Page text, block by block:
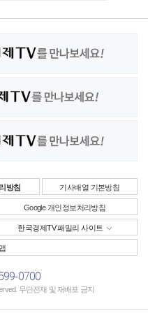
Google 개인정보처리방침